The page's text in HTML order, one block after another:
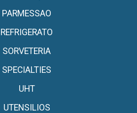
PARMESSAO
REFRIGERATO
SORVETERIA
SPECIALTIES
UHT
UTENSILIOS